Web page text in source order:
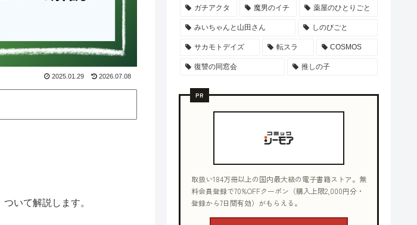
2025.01.29 2026.07.08
ついて解説します。
ガチアクタ 魔男のイチ 薬屋のひとりごと
みいちゃんと山田さん しのびごと
サカモトデイズ 転スラ COSMOS
復讐の同窓会 推しの子
PR
取扱い184万冊以上の国内最大級の電子書籍ストア。無
料会員登録で70%OFFクーポン（購入上限2,000円分・
登録から7日間有効）がもらえる。